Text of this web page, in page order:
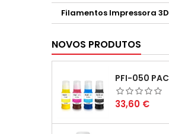
Filamentos Impressora 3D
NOVOS PRODUTOS
Preço
33,60 €